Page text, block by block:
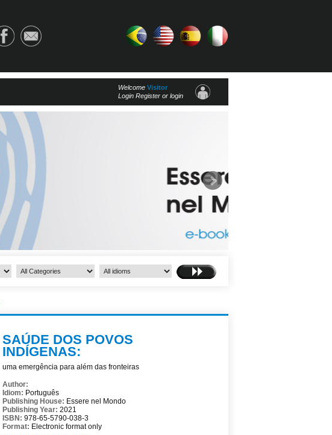
Welcome Visitor
Login Register or login
SAÚDE DOS POVOS
INDÍGENAS:
uma emergência para além das fronteiras
Author:
Idiom: Português
Publishing House: Essere nel Mondo
Publishing Year: 2021
ISBN: 978-65-5790-038-3
Format: Electronic format only